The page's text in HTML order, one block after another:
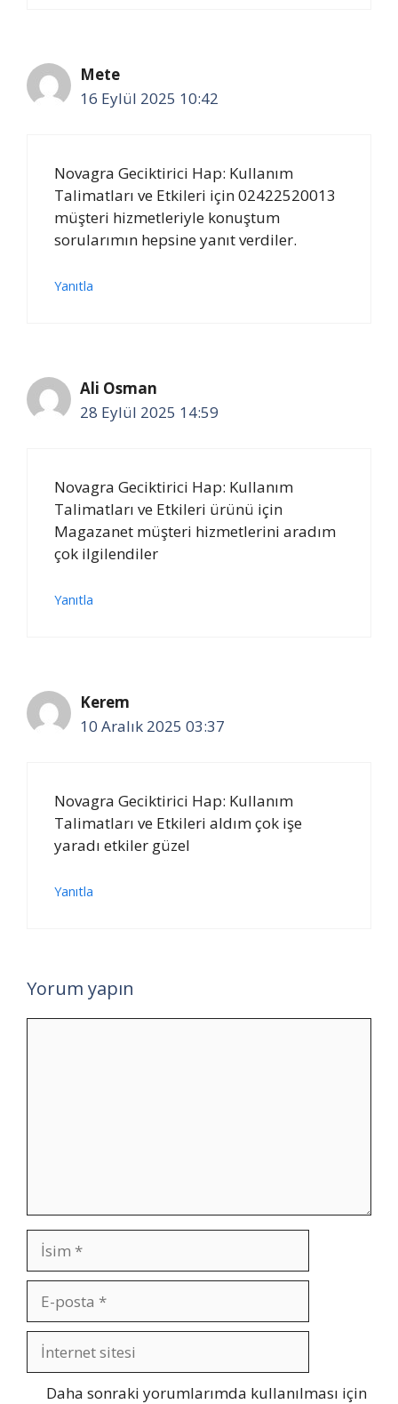
Mete
16 Eylül 2025 10:42
Novagra Geciktirici Hap: Kullanım
Talimatları ve Etkileri için 02422520013
müşteri hizmetleriyle konuştum
sorularımın hepsine yanıt verdiler.
Yanıtla
Ali Osman
28 Eylül 2025 14:59
Novagra Geciktirici Hap: Kullanım
Talimatları ve Etkileri ürünü için
Magazanet müşteri hizmetlerini aradım
çok ilgilendiler
Yanıtla
Kerem
10 Aralık 2025 03:37
Novagra Geciktirici Hap: Kullanım
Talimatları ve Etkileri aldım çok işe
yaradı etkiler güzel
Yanıtla
Yorum yapın
İsim
posta
İnternet
sitesi
Daha sonraki yorumlarımda kullanılması için